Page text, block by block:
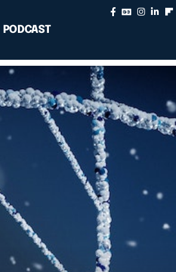
PODCAST